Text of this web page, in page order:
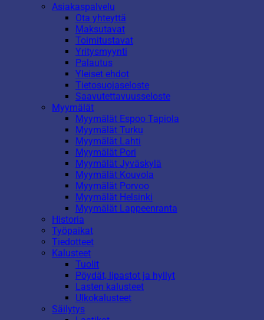
Asiakaspalvelu
Ota yhteyttä
Maksutavat
Toimitustavat
Yritysmyynti
Palautus
Yleiset ehdot
Tietosuojaseloste
Saavutettavuusseloste
Myymälät
Myymälät Espoo Tapiola
Myymälät Turku
Myymälät Lahti
Myymälät Pori
Myymälät Jyväskylä
Myymälät Kouvola
Myymälät Porvoo
Myymälät Helsinki
Myymälät Lappeenranta
Historia
Työpaikat
Tiedotteet
Kalusteet
Tuolit
Pöydät, lipastot ja hyllyt
Lasten kalusteet
Ulkokalusteet
Säilytys